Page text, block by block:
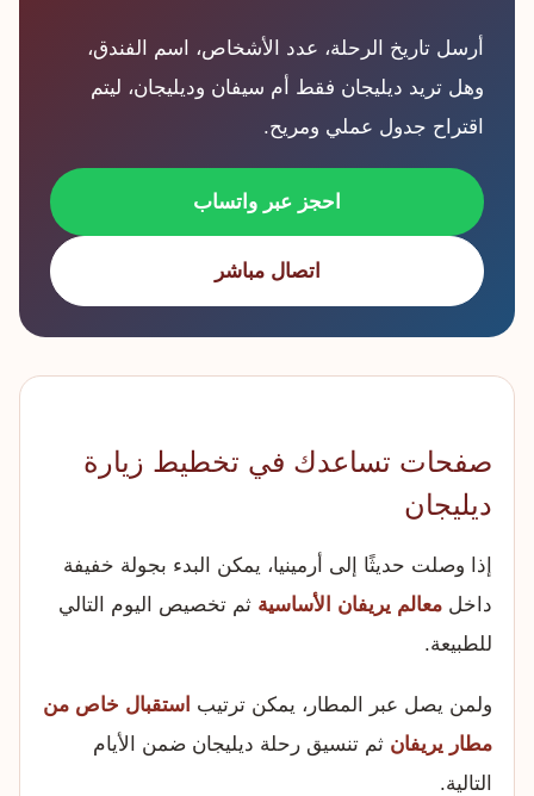
أرسل تاريخ الرحلة، عدد الأشخاص، اسم الفندق،
وهل تريد ديليجان فقط أم سيفان وديليجان، ليتم
اقتراح جدول عملي ومريح.
احجز عبر واتساب
اتصال مباشر
صفحات تساعدك في تخطيط زيارة
ديليجان
إذا وصلت حديثًا إلى أرمينيا، يمكن البدء بجولة خفيفة
داخل معالم يريفان الأساسية ثم تخصيص اليوم التالي
للطبيعة.
ولمن يصل عبر المطار، يمكن ترتيب استقبال خاص من
مطار يريفان ثم تنسيق رحلة ديليجان ضمن الأيام
التالية.